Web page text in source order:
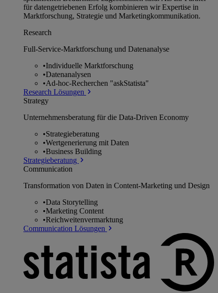
für datengetriebenen Erfolg kombinieren wir Expertise in
Marktforschung, Strategie und Marketingkommunikation.
Research
Full-Service-Marktforschung und Datenanalyse
•Individuelle Marktforschung
•Datenanalysen
•Ad-hoc-Recherchen "askStatista"
Research Lösungen
Strategy
Unternehmens­beratung für die Data-Driven Economy
•Strategieberatung
•Wertgenerierung mit Daten
•Business Building
Strategieberatung
Communication
Transformation von Daten in Content-Marketing und Design
•Data Storytelling
•Marketing Content
•Reichweitenvermarktung
Communication Lösungen